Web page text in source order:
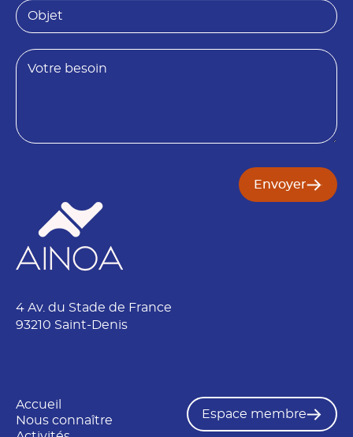
é
t
O
b
t
B
e
n
Envoyer
4 Av. du Stade de France
93210 Saint-Denis
Accueil
Nous connaître
Espace membre